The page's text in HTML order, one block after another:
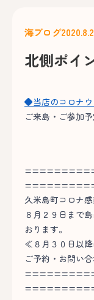
海ブログ
北側ポイ
◆当店のコロナ
ご来島・ご参加
久米島町コロナ
８月２９日まで
おります。
≪８月３０日以
ご予約・お問い